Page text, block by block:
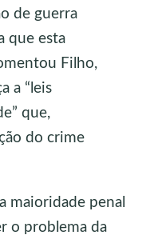
de guerra
que esta
Filho,
a “leis
que,
do crime
maioridade penal
o problema da